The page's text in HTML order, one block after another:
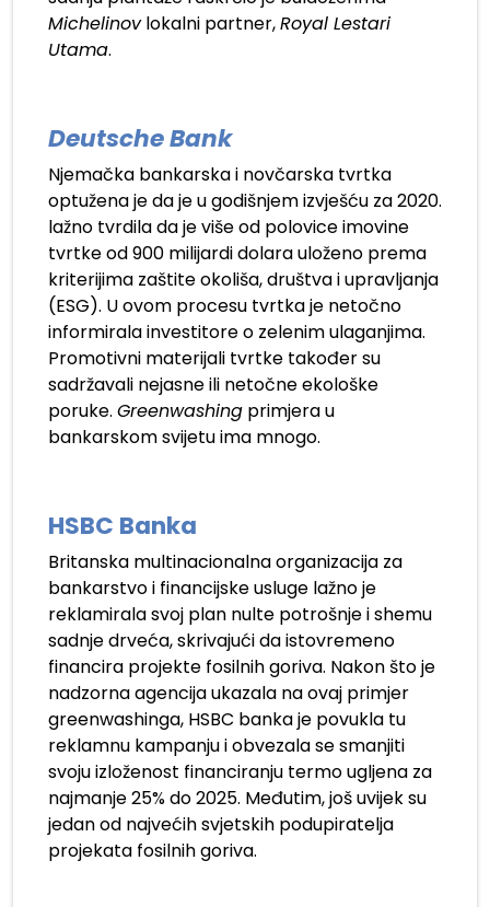
Michelinovlokalni partner,Royal Lestari
Utama.
Deutsche Bank
Njemačka bankarska i novčarska tvrtka
optužena je da je u godišnjem izvješću za 2020.
lažno tvrdila da je više od polovice imovine
tvrtke od 900 milijardi dolara uloženo prema
kriterijima zaštite okoliša, društva i upravljanja
(ESG). U ovom procesu tvrtka je netočno
informirala investitore o zelenim ulaganjima.
Promotivni materijali tvrtke također su
sadržavali nejasne ili netočne ekološke
poruke. Greenwashing primjera u
bankarskom svijetu ima mnogo.
HSBC Banka
Britanska multinacionalna organizacija za
bankarstvo i financijske usluge lažno je
reklamirala svoj plan nulte potrošnje i shemu
sadnje drveća, skrivajući da istovremeno
financira projekte fosilnih goriva. Nakon što je
nadzorna agencija ukazala na ovaj primjer
greenwashinga, HSBC banka je povukla tu
reklamnu kampanju i obvezala se smanjiti
svoju izloženost financiranju termo ugljena za
najmanje 25% do 2025. Međutim, još uvijek su
jedan od najvećih svjetskih podupiratelja
projekata fosilnih goriva.